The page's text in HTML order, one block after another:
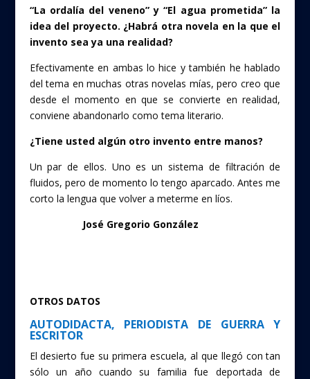
“La ordalía del veneno” y “El agua prometida” la
idea del proyecto. ¿Habrá otra novela en la que el
invento sea ya una realidad?
Efectivamente en ambas lo hice y también he hablado
del tema en muchas otras novelas mías, pero creo que
desde el momento en que se convierte en realidad,
conviene abandonarlo como tema literario.
¿Tiene usted algún otro invento entre manos?
Un par de ellos. Uno es un sistema de filtración de
fluidos, pero de momento lo tengo aparcado. Antes me
corto la lengua que volver a meterme en líos.
José Gregorio González
OTROS DATOS
AUTODIDACTA, PERIODISTA DE GUERRA Y
ESCRITOR
El desierto fue su primera escuela, al que llegó con tan
sólo un año cuando su familia fue deportada de